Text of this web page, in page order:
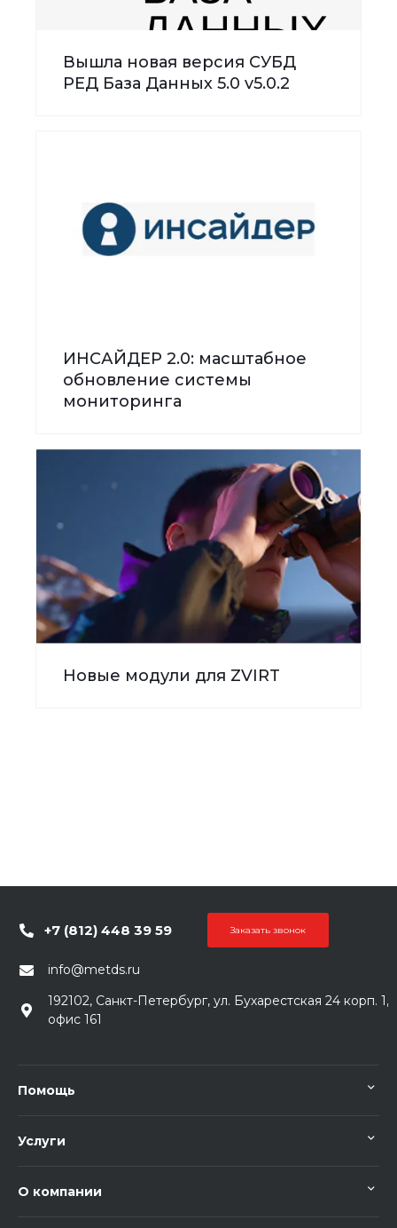
Вышла новая версия СУБД
РЕД База Данных 5.0 v5.0.2
ИНСАЙДЕР 2.0: масштабное
обновление системы
мониторинга
Новые модули для ZVIRT
+7 (812) 448 39 59 Заказать звонок
info@metds.ru
192102, Санкт-Петербург, ул. Бухарестская 24 корп. 1,
офис 161
Помощь
Услуги
О компании